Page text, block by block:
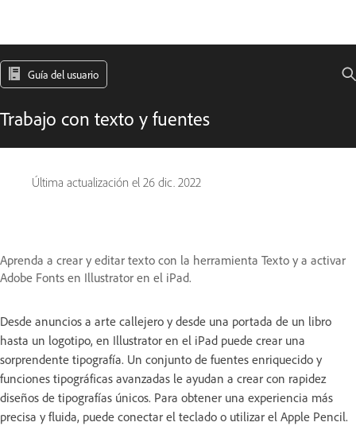
Guía del usuario
Trabajo con texto y fuentes
Última actualización el 26 dic. 2022
Aprenda a crear y editar texto con la herramienta Texto y a activar
Adobe Fonts en Illustrator en el iPad.
Desde anuncios a arte callejero y desde una portada de un libro
hasta un logotipo, en Illustrator en el iPad puede crear una
sorprendente tipografía. Un conjunto de fuentes enriquecido y
funciones tipográficas avanzadas le ayudan a crear con rapidez
diseños de tipografías únicos. Para obtener una experiencia más
precisa y fluida, puede conectar el teclado o utilizar el Apple Pencil.